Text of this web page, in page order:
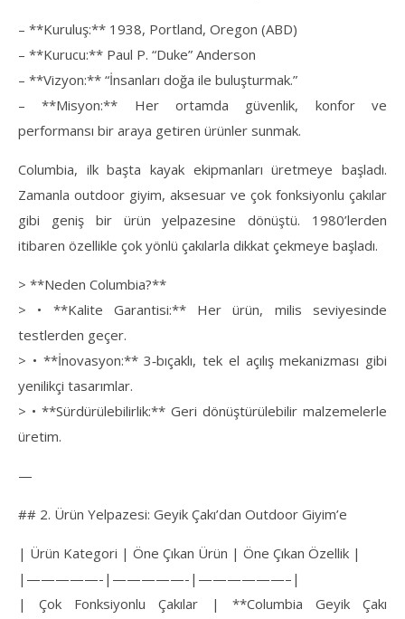
– **Kuruluş:** 1938, Portland, Oregon (ABD)
– **Kurucu:** Paul P. “Duke” Anderson
– **Vizyon:** “İnsanları doğa ile buluşturmak.”
– **Misyon:** Her ortamda güvenlik, konfor ve
performansı bir araya getiren ürünler sunmak.
Columbia, ilk başta kayak ekipmanları üretmeye başladı.
Zamanla outdoor giyim, aksesuar ve çok fonksiyonlu çakılar
gibi geniş bir ürün yelpazesine dönüştü. 1980’lerden
itibaren özellikle çok yönlü çakılarla dikkat çekmeye başladı.
> **Neden Columbia?**
> • **Kalite Garantisi:** Her ürün, milis seviyesinde
testlerden geçer.
> • **İnovasyon:** 3‑bıçaklı, tek el açılış mekanizması gibi
yenilikçi tasarımlar.
> • **Sürdürülebilirlik:** Geri dönüştürülebilir malzemelerle
üretim.
—
## 2. Ürün Yelpazesi: Geyik Çakı’dan Outdoor Giyim’e
| Ürün Kategori | Öne Çıkan Ürün | Öne Çıkan Özellik |
|—————-|—————-|——————–|
| Çok Fonksiyonlu Çakılar | **Columbia Geyik Çakı